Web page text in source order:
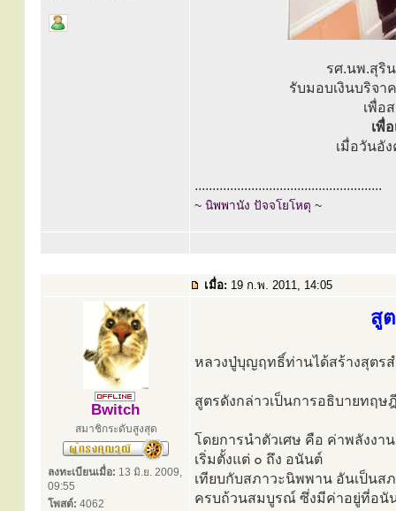
รศ.นพ.สุริ
รับมอบเงินบริจ
เพื่อ
เพื่
เมื่อวันอั
.....................................................
~ นิพพานัง ปัจจโยโหตุ ~
เมื่อ: 19 ก.พ. 2011, 14:05
Bwitch
สมาชิกระดับสูงสุด
ลงทะเบียนเมื่อ: 13 มิ.ย. 2009,
09:55
โพสต์: 4062
สู
หลวงปู่บุญฤทธิ์ท่านได้สร้างสุตร
สูตรดังกล่าวเป็นการอธิบายทฤษ
โดยการนำตัวเศษ คือ ค่าพลังง
เริ่มตั้งแต่ ๐ ถึง อนันต์
เทียบกับสภาวะนิพพาน อันเป็นส
ครบถ้วนสมบูรณ์ ซึ่งมีค่าอยู่ที่อนั